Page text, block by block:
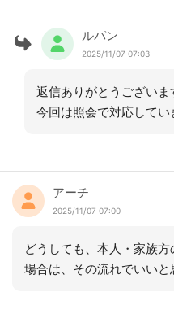
ルパン
2025/11/07 07:03
返信ありがとうございま
今回は照会で対応してい
アーチ
2025/11/07 07:00
どうしても、本人・家族
場合は、その流れでいいと